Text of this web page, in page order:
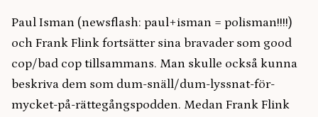
Paul Isman (newsflash: paul+isman = polisman!!!!)
och Frank Flink fortsätter sina bravader som good
cop/bad cop tillsammans. Man skulle också kunna
beskriva dem som dum-snäll/dum-lyssnat-för-
mycket-på-rättegångspodden. Medan Frank Flink